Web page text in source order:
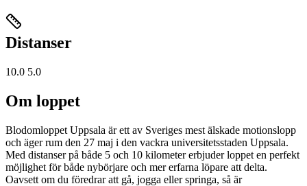
Distanser
10.0 5.0
Om loppet
Blodomloppet Uppsala är ett av Sveriges mest älskade motionslopp
och äger rum den 27 maj i den vackra universitetsstaden Uppsala.
Med distanser på både 5 och 10 kilometer erbjuder loppet en perfekt
möjlighet för både nybörjare och mer erfarna löpare att delta.
Oavsett om du föredrar att gå, jogga eller springa, så är